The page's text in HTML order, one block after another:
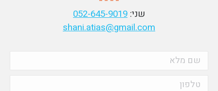
שני: 052-645-9019
shani.atias@gmail.com